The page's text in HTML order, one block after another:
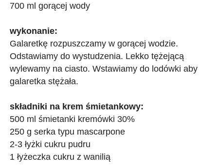
700 ml gorącej wody
wykonanie:
Galaretkę rozpuszczamy w gorącej wodzie.
Odstawiamy do wystudzenia. Lekko tężejącą
wylewamy na ciasto. Wstawiamy do lodówki aby
galaretka stężała.
składniki na krem śmietankowy:
500 ml śmietanki kremówki 30%
250 g serka typu mascarpone
2-3 łyżki cukru pudru
1 łyżeczka cukru z wanilią